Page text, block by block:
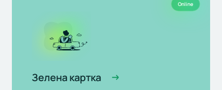
Online
Зелена картка